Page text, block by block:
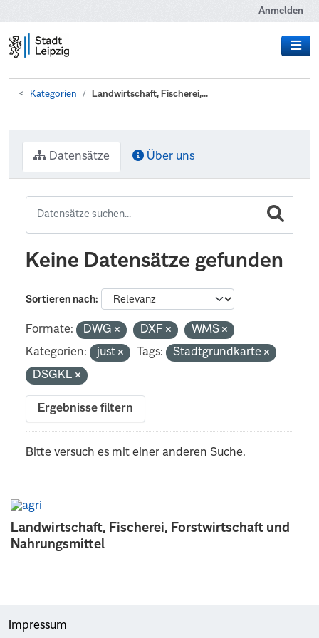
Anmelden
Kategorien Landwirtschaft, Fischerei,...
Landwirtschaft, Fischerei, Forstwirtschaft und
Nahrungsmittel
Datensätze Über uns
Keine Datensätze gefunden
Sortieren nach
Formate: DWG DXF
WMS
Kategorien:
just Tags:
Stadtgrundkarte
DSGKL
Ergebnisse filtern
Bitte versuch es mit einer anderen Suche.
Impressum